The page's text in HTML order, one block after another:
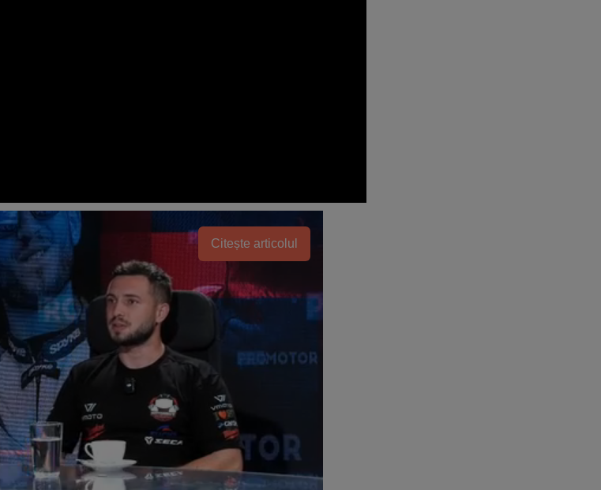
Citește articolul